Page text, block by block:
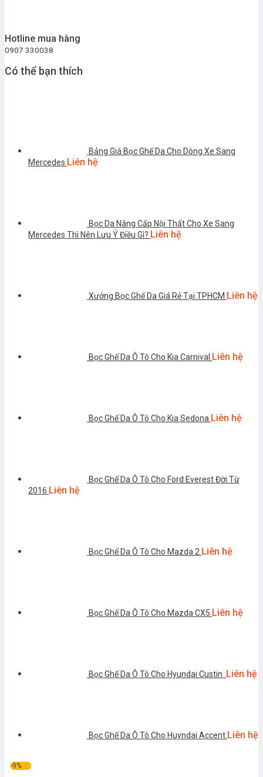
Hotline mua hàng
0907 330038
Có thể bạn thích
Bảng Giá Bọc Ghế Da Cho Dòng Xe Sang
Mercedes Liên hệ
Bọc Da Nâng Cấp Nội Thất Cho Xe Sang
Mercedes Thì Nên Lưu Ý Điều Gì? Liên hệ
Xưởng Bọc Ghế Da Giá Rẻ Tại TPHCM Liên hệ
Bọc Ghế Da Ô Tô Cho Kia Carnival Liên hệ
Bọc Ghế Da Ô Tô Cho Kia Sedona Liên hệ
Bọc Ghế Da Ô Tô Cho Ford Everest Đời Từ
2016 Liên hệ
Bọc Ghế Da Ô Tô Cho Mazda 2 Liên hệ
Bọc Ghế Da Ô Tô Cho Mazda CX5 Liên hệ
Bọc Ghế Da Ô Tô Cho Hyundai Custin Liên hệ
Bọc Ghế Da Ô Tô Cho Huyndai Accent Liên hệ
-9%